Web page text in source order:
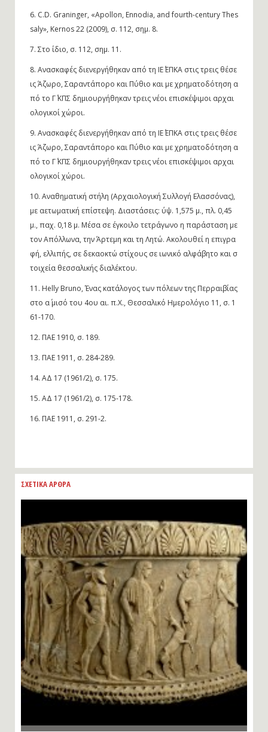
6. C.D. Graninger, «Apollon, Ennodia, and fourth-century Thes
saly», Kernos 22 (2009), σ. 112, σημ. 8.
7. Στο ίδιο, σ. 112, σημ. 11.
8. Ανασκαφές διενεργήθηκαν από τη ΙΕ΄ ΕΠΚΑ στις τρεις θέσε
ις Άζωρο, Σαραντάπορο και Πύθιο και με χρηματοδότηση α
πό το Γ΄ ΚΠΣ δημιουργήθηκαν τρεις νέοι επισκέψιμοι αρχαι
ολογικοί χώροι.
9. Ανασκαφές διενεργήθηκαν από τη ΙΕ΄ ΕΠΚΑ στις τρεις θέσε
ις Άζωρο, Σαραντάπορο και Πύθιο και με χρηματοδότηση α
πό το Γ΄ ΚΠΣ δημιουργήθηκαν τρεις νέοι επισκέψιμοι αρχαι
ολογικοί χώροι.
10. Αναθηματική στήλη (Αρχαιολογική Συλλογή Ελασσόνας),
με αετωματική επίστεψη. Διαστάσεις: ύψ. 1,575 μ., πλ. 0,45
μ., παχ. 0,18 μ. Μέσα σε έγκοιλο τετράγωνο η παράσταση με
τον Απόλλωνα, την Άρτεμη και τη Λητώ. Ακολουθεί η επιγρα
φή, ελλιπής, σε δεκαοκτώ στίχους σε ιωνικό αλφάβητο και σ
τοιχεία θεσσαλικής διαλέκτου.
11. Helly Bruno, Ένας κατάλογος των πόλεων της Περραιβίας
στο α΄ μισό του 4ου αι. π.Χ., Θεσσαλικό Ημερολόγιο 11, σ. 1
61-170.
12. ΠΑΕ 1910, σ. 189.
13. ΠΑΕ 1911, σ. 284-289.
14. ΑΔ 17 (1961/2), σ. 175.
15. ΑΔ 17 (1961/2), σ. 175-178.
16. ΠΑΕ 1911, σ. 291-2.
ΣΧΕΤΙΚΑ ΑΡΘΡΑ